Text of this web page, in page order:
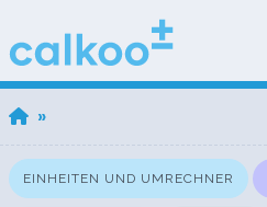
»
EINHEITEN UND UMRECHNER